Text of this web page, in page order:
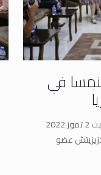
في
استقبلت دائرة العلاقات الخارجية اليوم السبت 2 تموز 2022
عضو